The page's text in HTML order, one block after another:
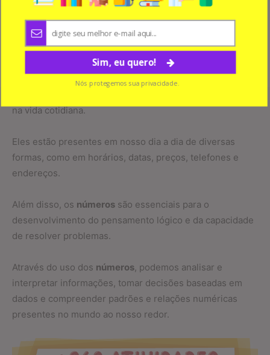
na vida cotidiana.
Eles estão presentes em nosso dia a dia de diversas
formas, como em horários, datas, preços, telefones e
endereços.
Além disso, os números são essenciais para o
desenvolvimento do pensamento lógico e da capacidade
de resolver problemas.
Através do uso dos números , podemos analisar e
interpretar informações, tomar decisões baseadas em
dados e compreender padrões e relações numéricas
presentes no mundo ao nosso redor.
Sim, eu quero!
Nós protegemos sua privacidade.